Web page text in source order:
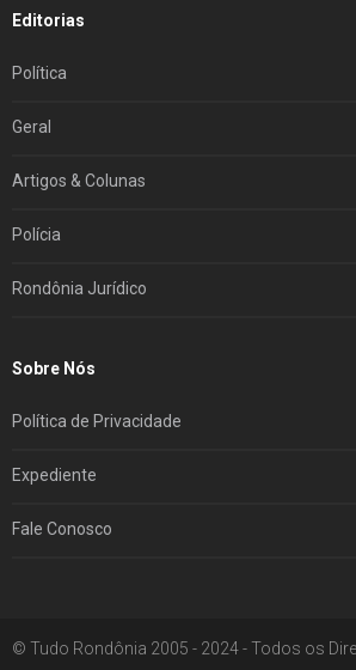
Editorias
Política
Geral
Artigos & Colunas
Polícia
Rondônia Jurídico
Sobre Nós
Política de Privacidade
Expediente
Fale Conosco
© Tudo Rondônia 2005 - 2024 - Todos os